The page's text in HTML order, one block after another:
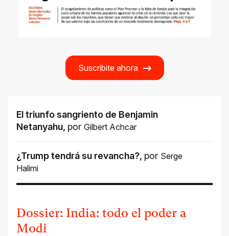
Suscribite ahora
El triunfo sangriento de Benjamin
Netanyahu, por Gilbert Achcar
¿Trump tendrá su revancha?, por Serge
Halimi
Dossier: India: todo el poder a
Modi